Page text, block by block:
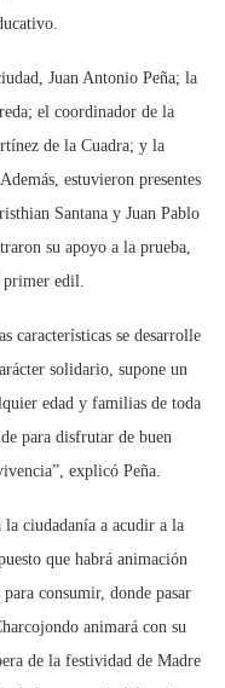
Juan Antonio Peña; la
el coordinador de la
de la Cuadra; y la
estuvieron presentes
Santana y Juan Pablo
su apoyo a la prueba,
edil.
características se desarrolle
solidario, supone un
edad y familias de toda
para disfrutar de buen
explicó Peña.
la ciudadanía a acudir a la
que habrá animación
consumir, donde pasar
animará con su
de la festividad de Madre